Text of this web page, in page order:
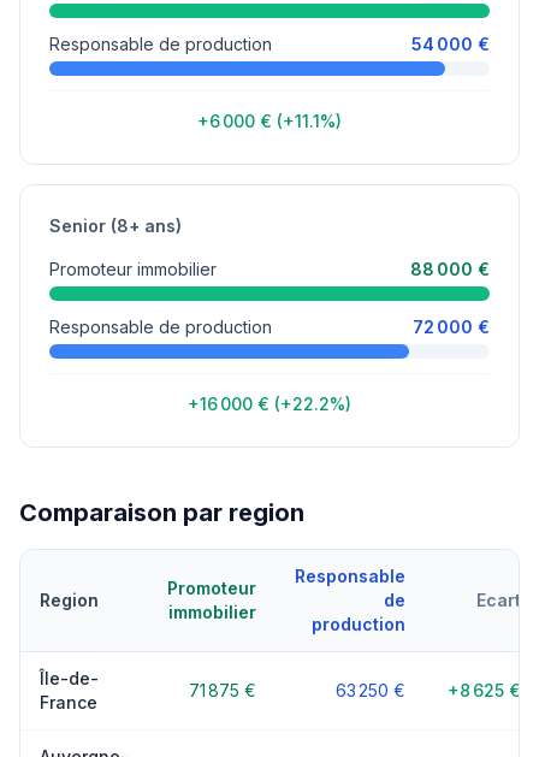
Responsable de production 54 000 €
+6 000 € (+11.1%)
Senior (8+ ans)
Promoteur immobilier 88 000 €
Responsable de production 72 000 €
+16 000 € (+22.2%)
Comparaison par region
Region
Promoteur
immobilier
Responsable
de
production
Ecart
Île-de-
France
71 875 € 63 250 € +8 625 €